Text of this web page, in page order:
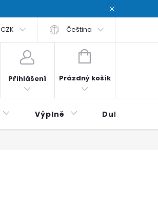
Zásady ochrana osobních údajů / Privacy
CZK Čeština
Přihlášení
NÁKUPNÍ
Prázdný košík
Výplně Duhová